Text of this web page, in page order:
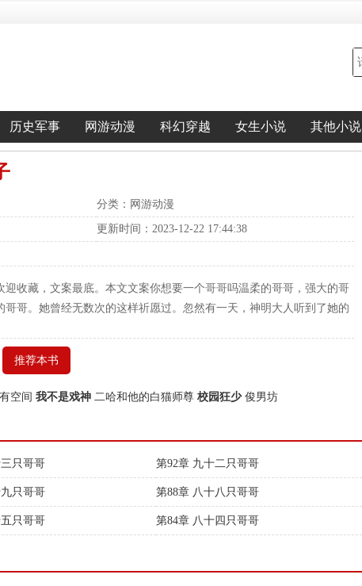
历史军事 网游动漫 科幻穿越 女生小说 其他小说
分类：网游动漫
更新时间：2023-12-22 17:44:38
迎收藏，文案最底。本文文案你想要一个哥哥吗温柔的哥哥，强大的哥
哥。她曾经无数次的这样祈愿过。忽然有一天，神明大人听到了她的
推荐本书
空间 我不是戏神 二哈和他的白猫师尊 校园狂少 俊男坊
只哥哥 第92章 九十二只哥哥
只哥哥 第88章 八十八只哥哥
只哥哥 第84章 八十四只哥哥